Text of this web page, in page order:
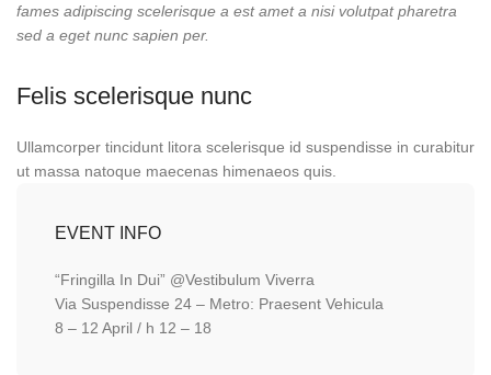
fames adipiscing scelerisque a est amet a nisi volutpat pharetra
sed a eget nunc sapien per.
Felis scelerisque nunc
Ullamcorper tincidunt litora scelerisque id suspendisse in curabitur
ut massa natoque maecenas himenaeos quis.
EVENT INFO
“Fringilla In Dui” @Vestibulum Viverra
Via Suspendisse 24 – Metro: Praesent Vehicula
8 – 12 April / h 12 – 18